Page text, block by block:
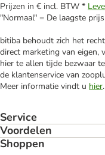
Prijzen in € incl. BTW *
"Normaal" = De laagste
bitiba behoudt zich het
direct marketing van eigen,
hier te allen tijde bezwaar
de klantenservice van
Meer informatie vindt u hier.
Service
Voordelen
Shoppen